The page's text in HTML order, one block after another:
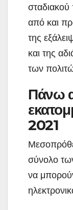
σταδιακού
από και
της
και της
των
Πάνω
2021
σύνολο
να